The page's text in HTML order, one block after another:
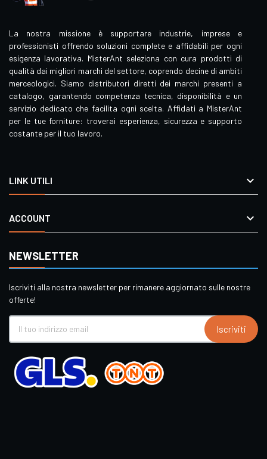
La nostra missione è supportare industrie, imprese e
professionisti offrendo soluzioni complete e affidabili per ogni
esigenza lavorativa. MisterAnt seleziona con cura prodotti di
qualità dai migliori marchi del settore, coprendo decine di ambiti
merceologici. Siamo distributori diretti dei marchi presenti a
catalogo, garantendo competenza tecnica, disponibilità e un
servizio dedicato che facilita ogni scelta. Affidati a MisterAnt
per le tue forniture: troverai esperienza, sicurezza e supporto
costante per il tuo lavoro.
LINK UTILI 
ACCOUNT 
NEWSLETTER
Iscriviti alla nostra newsletter per rimanere aggiornato sulle nostre
offerte!
Iscriviti